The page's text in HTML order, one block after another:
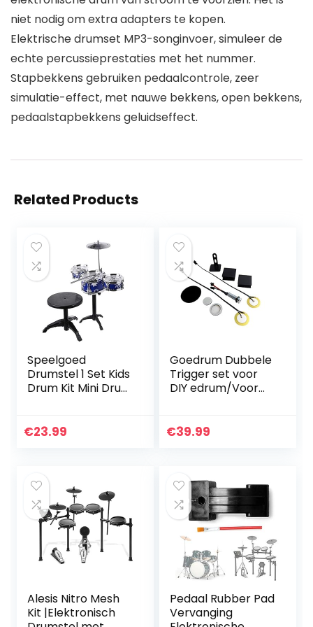
niet nodig om extra adapters te kopen.
Elektrische drumset MP3-songinvoer, simuleer de
echte percussieprestaties met het nummer.
Stapbekkens gebruiken pedaalcontrole, zeer
simulatie-effect, met nauwe bekkens, open bekkens,
pedaalstapbekkens geluidseffect.
Related Products
Speelgoed
Drumstel 1 Set Kids
Drum Kit Mini Drum
Draagbare
€23.99
Goedrum Dubbele
Trigger set voor
DIY edrum/Voor
Drum Shell
€39.99
Alesis Nitro Mesh
Kit |Elektronisch
Pedaal Rubber Pad
Vervanging